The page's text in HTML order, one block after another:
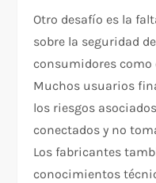
Otro desafío es la
sobre la seguridad
consumidores
Muchos usuarios
los riesgos
conectados y no
Los fabricantes
conocimientos